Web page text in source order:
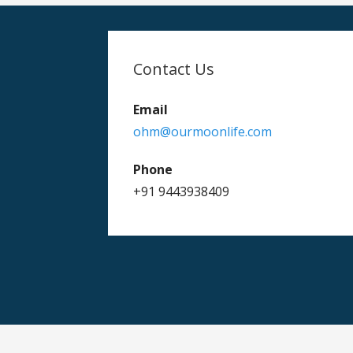
o
k
Contact Us
Email
ohm@ourmoonlife.com
Phone
+91 9443938409